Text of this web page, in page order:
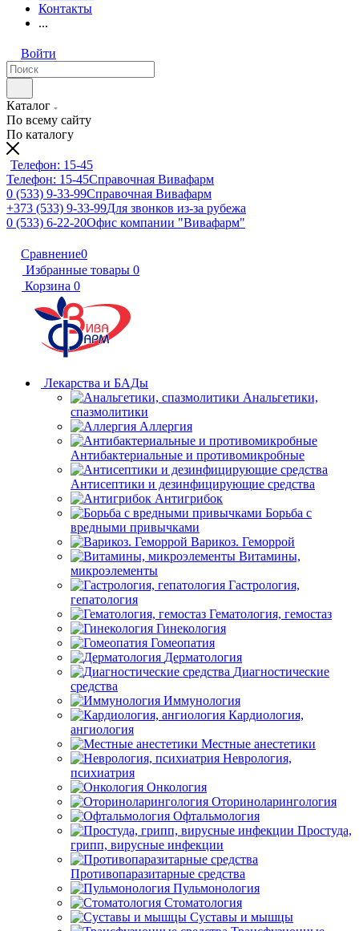
Контакты
...
Войти
Каталог
По всему сайту
По каталогу
Телефон: 15-45
Телефон: 15-45Справочная Вивафарм
0 (533) 9-33-99Справочная Вивафарм
+373 (533) 9-33-99Для звонков из-за рубежа
0 (533) 6-22-20Офис компании "Вивафарм"
Сравнение0
Избранные товары 0
Корзина 0
Лекарства и БАДы
Анальгетики,
спазмолитики
Аллергия
Антибактериальные и противомикробные
Антисептики и дезинфицирующие средства
Антигрибок
Борьба с
вредными привычками
Варикоз. Геморрой
Витамины,
микроэлементы
Гастрология,
гепатология
Гематология, гемостаз
Гинекология
Гомеопатия
Дерматология
Диагностические
средства
Иммунология
Кардиология,
ангиология
Местные анестетики
Неврология,
психиатрия
Онкология
Оториноларингология
Офтальмология
Простуда,
грипп, вирусные инфекции
Противопаразитарные средства
Пульмонология
Стоматология
Суставы и мышцы